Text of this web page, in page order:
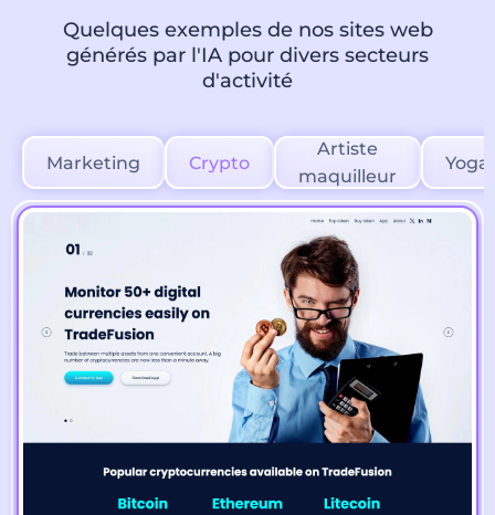
Quelques exemples de nos sites web
générés par l'IA pour divers secteurs
d'activité
Marketing Crypto
Artiste
maquilleur
Yoga